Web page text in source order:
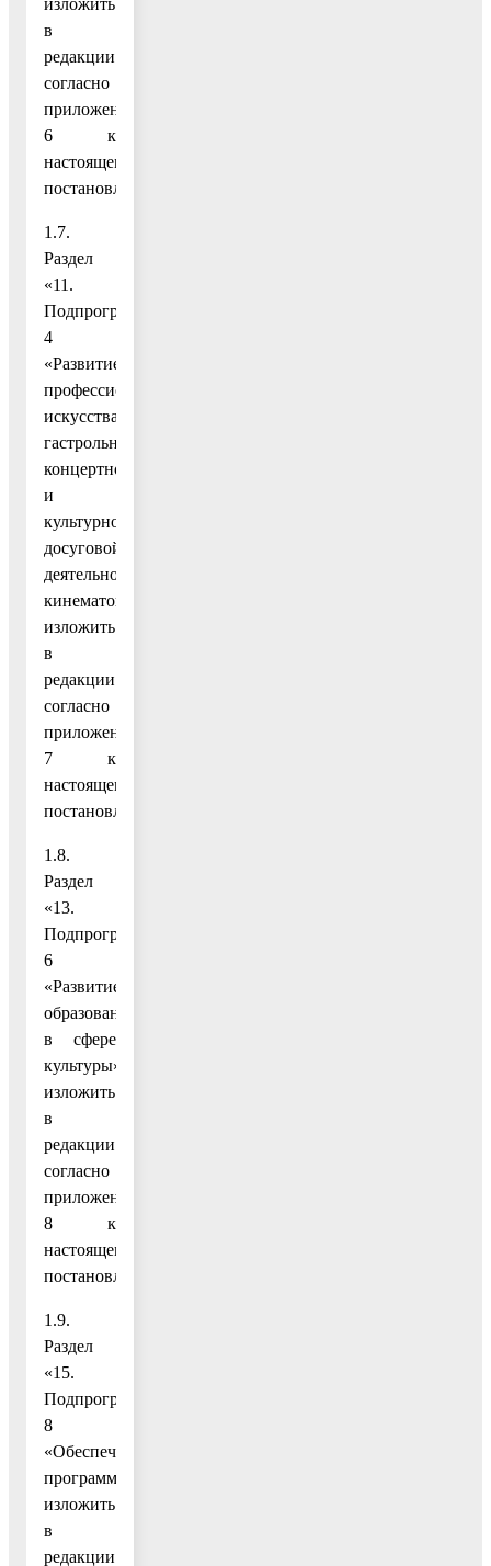
в
редакции
согласно
приложению
6 к
настоящему
постановлению;
1.7.
Раздел
«11.
Подпрограмма
4
«Развитие
профессионального
искусства,
гастрольно-
концертной
и
культурно-
досуговой
деятельности,
кинематографии»
изложить
в
редакции
согласно
приложению
7 к
настоящему
постановлению;
1.8.
Раздел
«13.
Подпрограмма
6
«Развитие
образования
в сфере
культуры»
изложить
в
редакции
согласно
приложению
8 к
настоящему
постановлению;
1.9.
Раздел
«15.
Подпрограмма
8
«Обеспечивающая
программа»
изложить
в
редакции